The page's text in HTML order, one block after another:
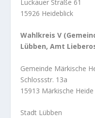
Luckauer Straße 61
15926 Heideblick
Wahlkreis V
Lübben, Amt
Gemeinde Märkische
Schlossstr. 13a
15913 Märkische Heide
Stadt Lübben